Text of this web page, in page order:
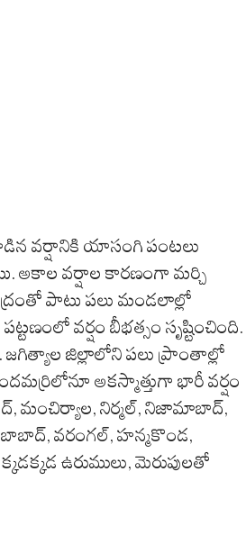
వర్షానికి యాసంగి పంటలు
అకాల వర్షాల కారణంగా మర్చి
పాటు పలు మండలాల్లో
వర్షం బీభత్సం సృష్టించింది.
జిల్లాలోని పలు ప్రాంతాల్లో
అకస్మాత్తుగా భారీ వర్షం
మంచిర్యాల, నిర్మల్‌, నిజామాబాద్‌,
వరంగల్‌, హన్మకొండ,
ఉరుములు, మెరుపులతో